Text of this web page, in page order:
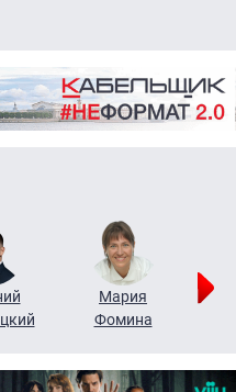
Мария
Фомина